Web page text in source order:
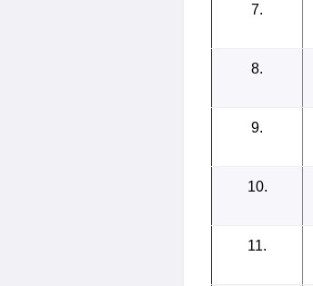
7.
8.
9.
10.
11.